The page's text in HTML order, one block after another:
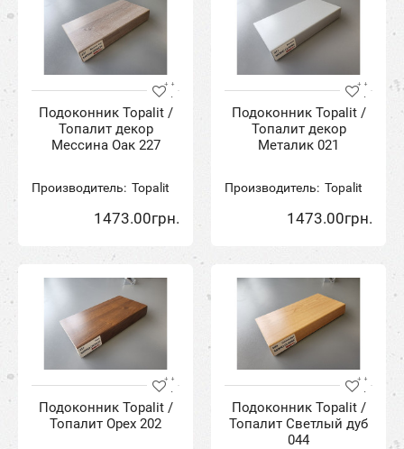
Подоконник Topalit /
Топалит декор
Мессина Оак 227
Производитель: Topalit
1473.00грн.
Подоконник Topalit /
Топалит декор
Металик 021
Производитель: Topalit
1473.00грн.
Подоконник Topalit /
Топалит Орех 202
Подоконник Topalit /
Топалит Светлый дуб
044